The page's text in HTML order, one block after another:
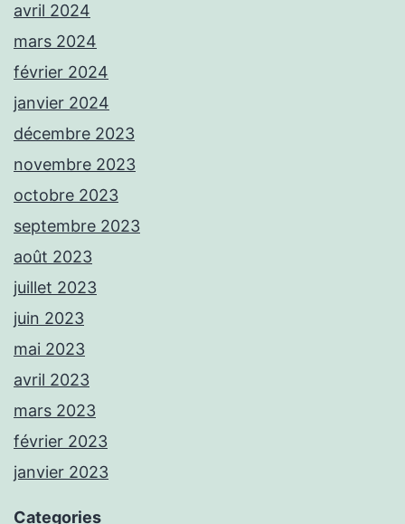
avril 2024
mars 2024
février 2024
janvier 2024
décembre 2023
novembre 2023
octobre 2023
septembre 2023
août 2023
juillet 2023
juin 2023
mai 2023
avril 2023
mars 2023
février 2023
janvier 2023
Categories